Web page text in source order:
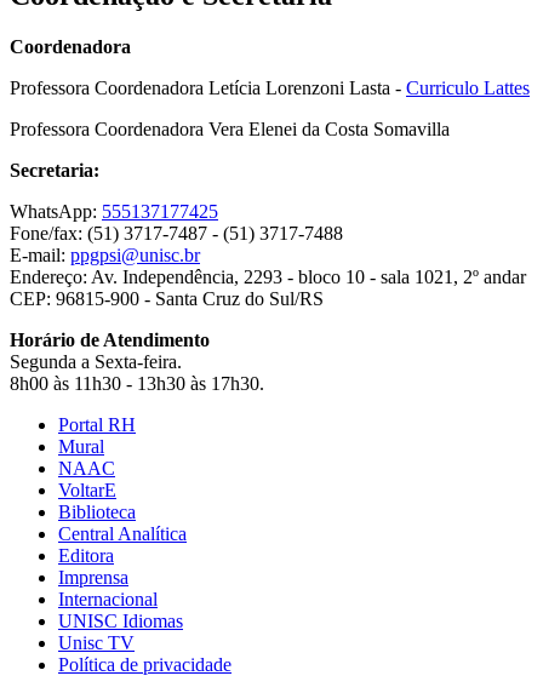
Coordenadora
Professora Coordenadora Letícia Lorenzoni Lasta - Curriculo Lattes
Professora Coordenadora Vera Elenei da Costa Somavilla
Secretaria:
WhatsApp: 555137177425
Fone/fax: (51) 3717-7487 - (51) 3717-7488
E-mail: ppgpsi@unisc.br
Endereço: Av. Independência, 2293 - bloco 10 - sala 1021, 2º andar
CEP: 96815-900 - Santa Cruz do Sul/RS
Horário de Atendimento
Segunda a Sexta-feira.
8h00 às 11h30 - 13h30 às 17h30.
Portal RH
Mural
NAAC
VoltarE
Biblioteca
Central Analítica
Editora
Imprensa
Internacional
UNISC Idiomas
Unisc TV
Política de privacidade